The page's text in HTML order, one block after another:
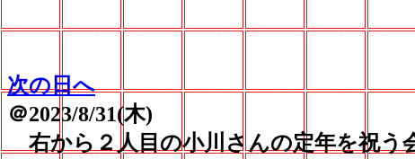
次の日へ
＠2023/8/31(木)
右から２人目の小川さんの定年を祝う